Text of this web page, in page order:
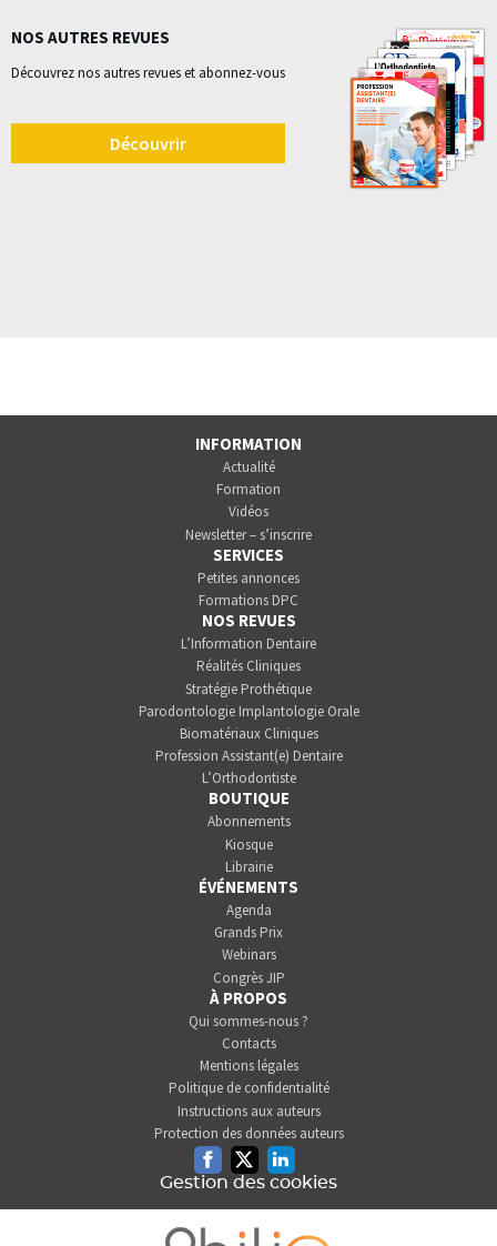
NOS AUTRES REVUES
Découvrez nos autres revues et abonnez-vous
Découvrir
INFORMATION
Actualité
Formation
Vidéos
Newsletter – s’inscrire
SERVICES
Petites annonces
Formations DPC
NOS REVUES
L’Information Dentaire
Réalités Cliniques
Stratégie Prothétique
Parodontologie Implantologie Orale
Biomatériaux Cliniques
Profession Assistant(e) Dentaire
L’Orthodontiste
BOUTIQUE
Abonnements
Kiosque
Librairie
ÉVÉNEMENTS
Agenda
Grands Prix
Webinars
Congrès JIP
À PROPOS
Qui sommes-nous ?
Contacts
Mentions légales
Politique de confidentialité
Instructions aux auteurs
Protection des données auteurs
FacebookTwitterLinkedin
Gestion des cookies